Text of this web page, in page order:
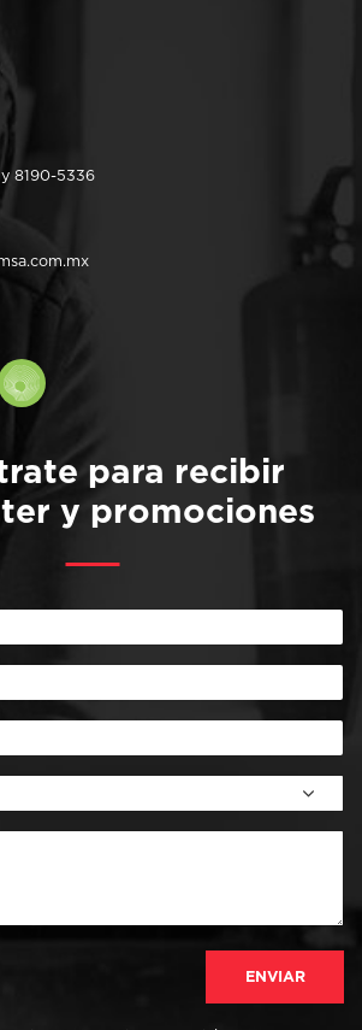
8190-5336
para recibir
y promociones